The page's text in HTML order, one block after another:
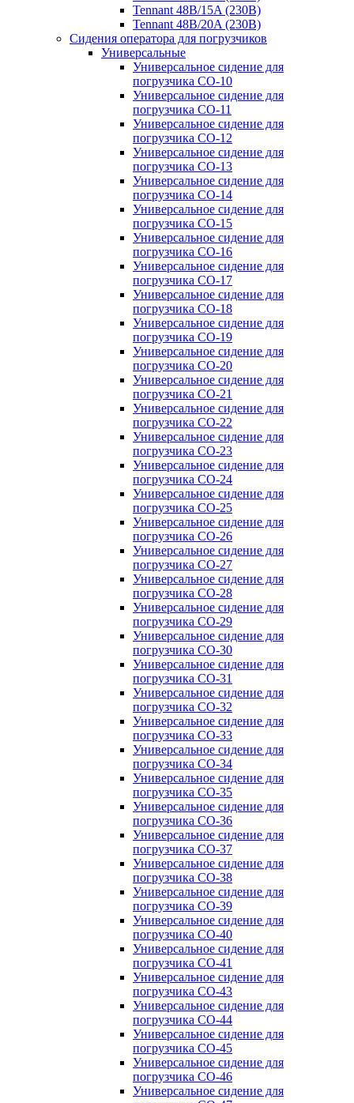
Tennant 48B/15A (230B)
Tennant 48B/20A (230B)
Сидения оператора для погрузчиков
Универсальные
Универсальное сидение для
погрузчика CO-10
Универсальное сидение для
погрузчика CO-11
Универсальное сидение для
погрузчика CO-12
Универсальное сидение для
погрузчика CO-13
Универсальное сидение для
погрузчика CO-14
Универсальное сидение для
погрузчика CO-15
Универсальное сидение для
погрузчика CO-16
Универсальное сидение для
погрузчика CO-17
Универсальное сидение для
погрузчика CO-18
Универсальное сидение для
погрузчика CO-19
Универсальное сидение для
погрузчика CO-20
Универсальное сидение для
погрузчика CO-21
Универсальное сидение для
погрузчика CO-22
Универсальное сидение для
погрузчика CO-23
Универсальное сидение для
погрузчика CO-24
Универсальное сидение для
погрузчика CO-25
Универсальное сидение для
погрузчика CO-26
Универсальное сидение для
погрузчика CO-27
Универсальное сидение для
погрузчика CO-28
Универсальное сидение для
погрузчика CO-29
Универсальное сидение для
погрузчика CO-30
Универсальное сидение для
погрузчика CO-31
Универсальное сидение для
погрузчика CO-32
Универсальное сидение для
погрузчика CO-33
Универсальное сидение для
погрузчика CO-34
Универсальное сидение для
погрузчика CO-35
Универсальное сидение для
погрузчика CO-36
Универсальное сидение для
погрузчика CO-37
Универсальное сидение для
погрузчика CO-38
Универсальное сидение для
погрузчика CO-39
Универсальное сидение для
погрузчика CO-40
Универсальное сидение для
погрузчика CO-41
Универсальное сидение для
погрузчика CO-43
Универсальное сидение для
погрузчика CO-44
Универсальное сидение для
погрузчика CO-45
Универсальное сидение для
погрузчика CO-46
Универсальное сидение для